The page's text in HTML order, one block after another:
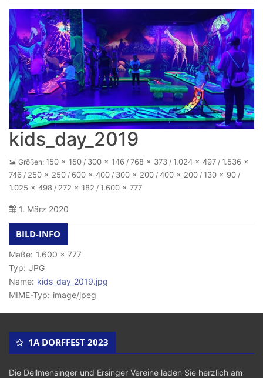
kids_day_2019
Größen: 150 × 150 / 300 × 146 / 768 × 373 / 1.024 × 497 / 1.536 ×
746 / 250 × 250 / 600 × 400 / 300 × 200 / 400 × 200 / 130 × 90 /
1.025 × 498 / 272 × 182 / 1.600 × 777
1. März 2020
BILD-INFO
Maße: 1.600 × 777
Typ: JPG
Name: kids_day_2019.jpg
MIME-Typ: image/jpeg
1A DORFFEST 2023
Die Dellmensinger und Ersinger Vereine laden Sie herzlich am